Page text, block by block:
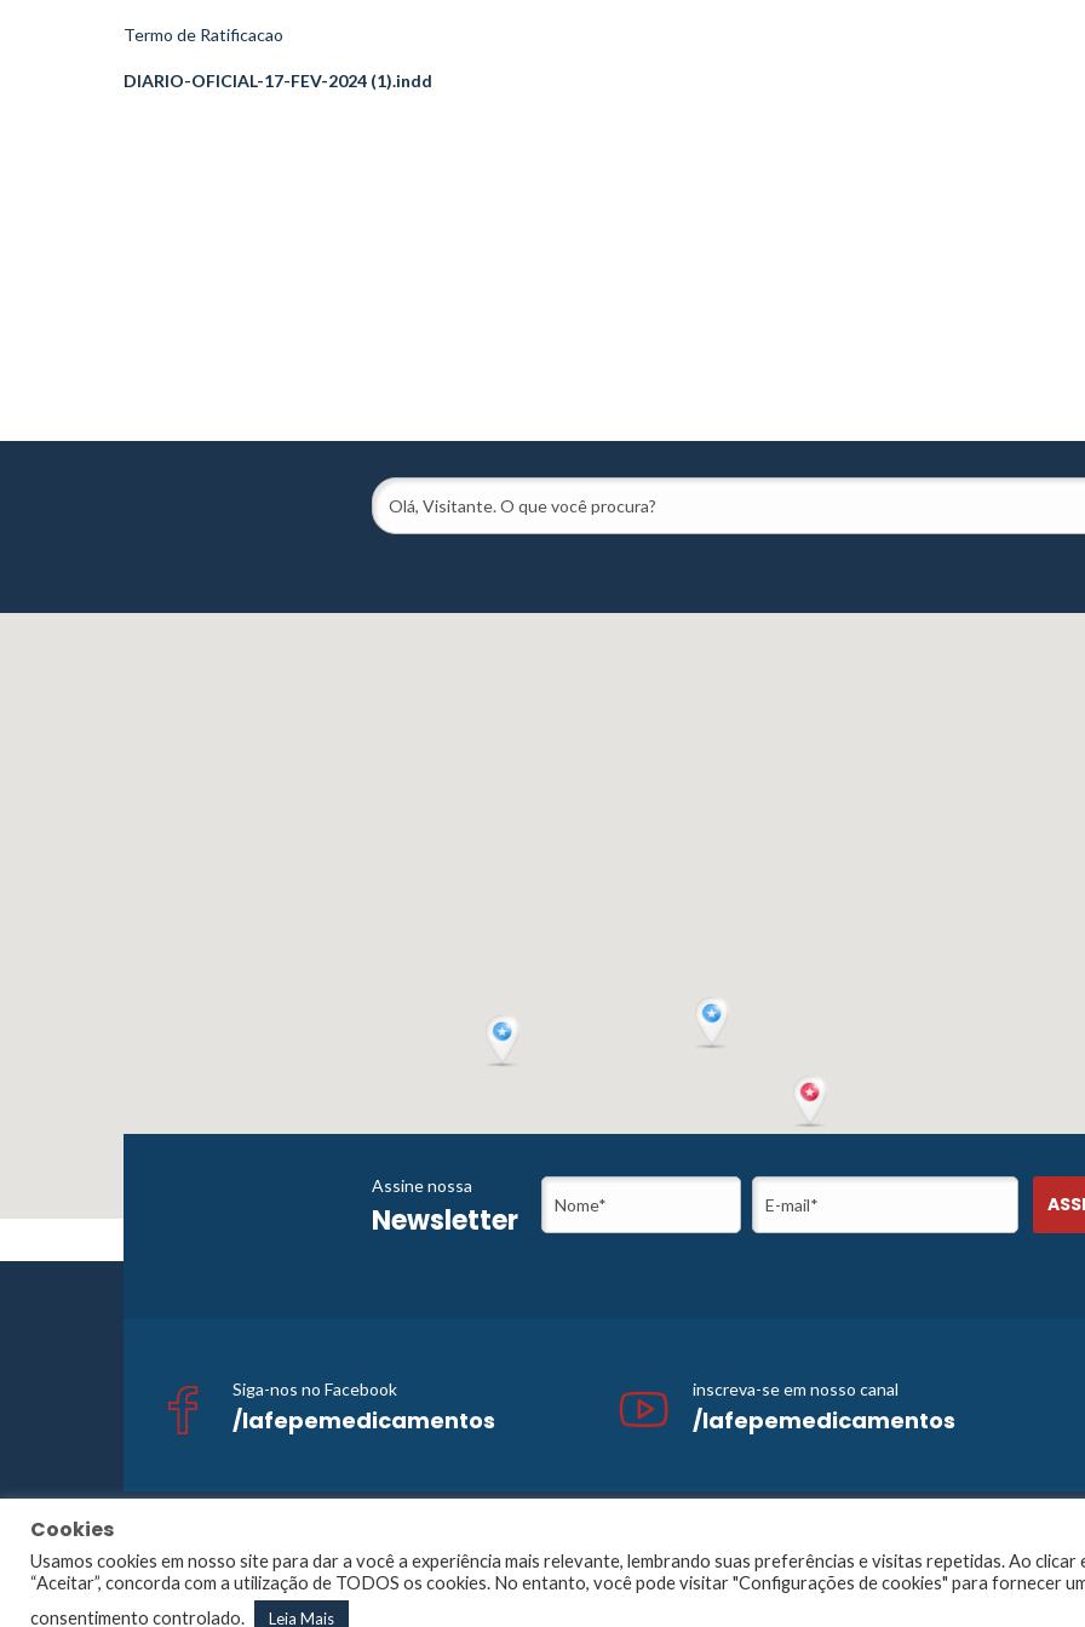
Termo de Ratificacao
DIARIO-OFICIAL-17-FEV-2024 (1).indd
Assine nossa
Newsletter
Siga-nos no Facebook
/lafepemedicamentos
inscreva-se em nosso canal
/lafepemedicamentos
Largo de Dois Irmãos, 1117, Dois Irmãos – Recife – PE | CNPJ: 10.877.926/
Cookies
Usamos cookies em nosso site para dar a você a experiência mais relevante, lembrando suas preferências e visitas repetidas. Ao clicar
“Aceitar”, concorda com a utilização de TODOS os cookies. No entanto, você pode visitar "Configurações de cookies" para fornecer
consentimento controlado.
Leia Mais